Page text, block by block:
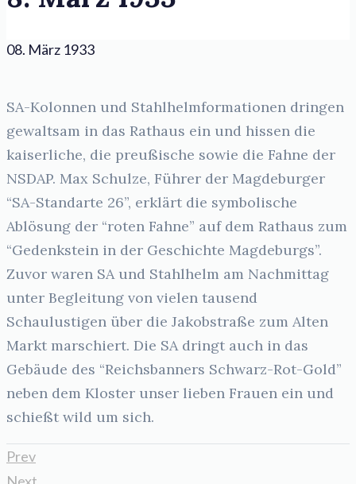
08. März 1933
SA-Kolonnen und Stahlhelmformationen dringen
gewaltsam in das Rathaus ein und hissen die
kaiserliche, die preußische sowie die Fahne der
NSDAP. Max Schulze, Führer der Magdeburger
“SA-Standarte 26”, erklärt die symbolische
Ablösung der “roten Fahne” auf dem Rathaus zum
“Gedenkstein in der Geschichte Magdeburgs”.
Zuvor waren SA und Stahlhelm am Nachmittag
unter Begleitung von vielen tausend
Schaulustigen über die Jakobstraße zum Alten
Markt marschiert. Die SA dringt auch in das
Gebäude des “Reichsbanners Schwarz-Rot-Gold”
neben dem Kloster unser lieben Frauen ein und
schießt wild um sich.
Prev